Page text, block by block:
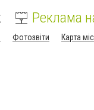
Реклама
Фотозвіти Карта